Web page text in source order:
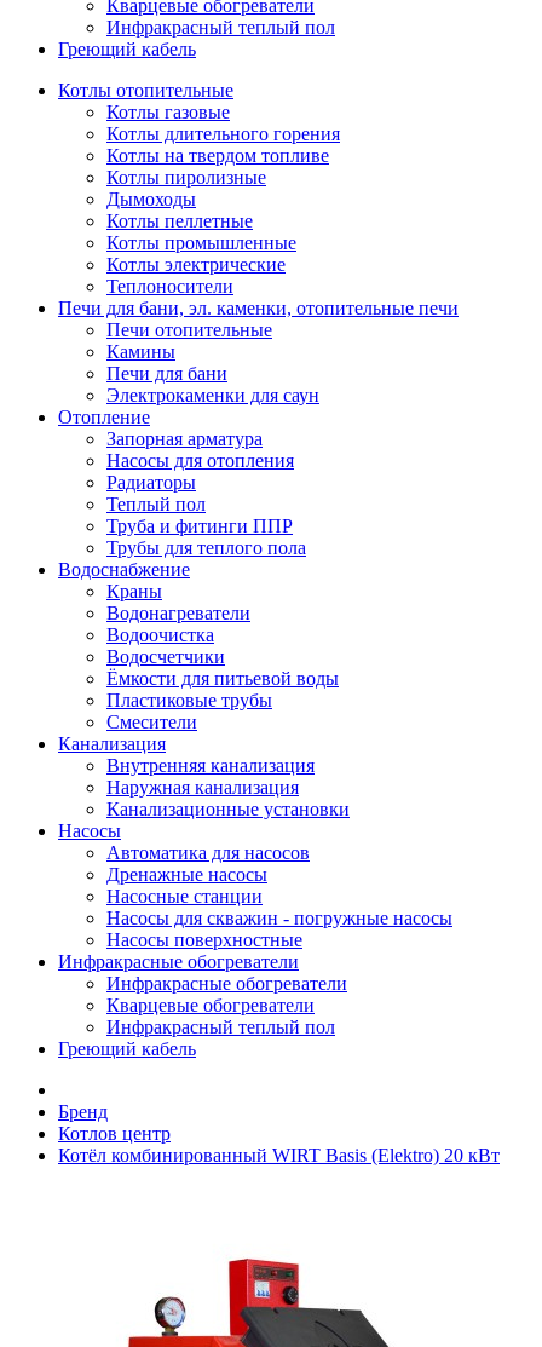
Кварцевые обогреватели
Инфракрасный теплый пол
Греющий кабель
Котлы отопительные
Котлы газовые
Котлы длительного горения
Котлы на твердом топливе
Котлы пиролизные
Дымоходы
Котлы пеллетные
Котлы промышленные
Котлы электрические
Теплоносители
Печи для бани, эл. каменки, отопительные печи
Печи отопительные
Камины
Печи для бани
Электрокаменки для саун
Отопление
Запорная арматура
Насосы для отопления
Радиаторы
Теплый пол
Труба и фитинги ППР
Трубы для теплого пола
Водоснабжение
Краны
Водонагреватели
Водоочистка
Водосчетчики
Ёмкости для питьевой воды
Пластиковые трубы
Смесители
Канализация
Внутренняя канализация
Наружная канализация
Канализационные установки
Насосы
Автоматика для насосов
Дренажные насосы
Насосные станции
Насосы для скважин - погружные насосы
Насосы поверхностные
Инфракрасные обогреватели
Инфракрасные обогреватели
Кварцевые обогреватели
Инфракрасный теплый пол
Греющий кабель
Бренд
Котлов центр
Котёл комбинированный WIRT Basis (Elektro) 20 кВт